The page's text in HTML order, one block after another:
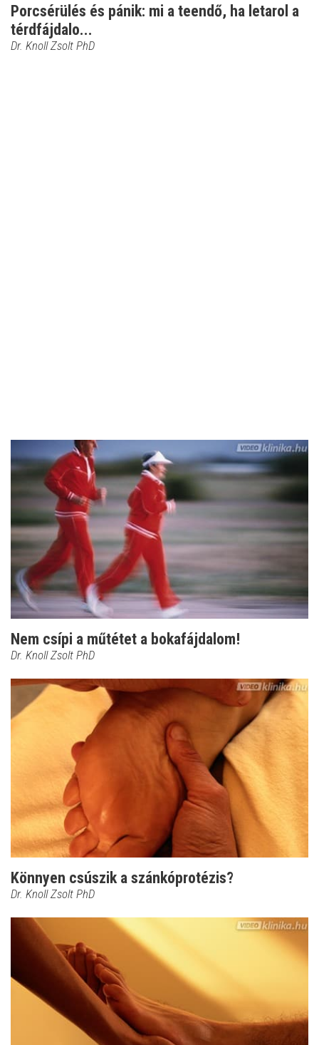
Porcsérülés és pánik: mi a teendő, ha letarol a
térdfájdalo...
Dr. Knoll Zsolt PhD
Nem csípi a műtétet a bokafájdalom!
Dr. Knoll Zsolt PhD
Könnyen csúszik a szánkóprotézis?
Dr. Knoll Zsolt PhD